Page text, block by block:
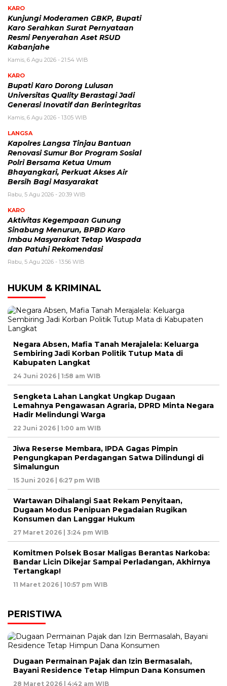
KARO
Kunjungi Moderamen GBKP, Bupati
Karo Serahkan Surat Pernyataan
Resmi Penyerahan Aset RSUD
Kabanjahe
Kamis, 6 Agu 2026 - 21:54 WIB
KARO
Bupati Karo Dorong Lulusan
Universitas Quality Berastagi Jadi
Generasi Inovatif dan Berintegritas
Kamis, 6 Agu 2026 - 13:05 WIB
LANGSA
Kapolres Langsa Tinjau Bantuan
Renovasi Sumur Bor Program Sosial
Polri Bersama Ketua Umum
Bhayangkari, Perkuat Akses Air
Bersih Bagi Masyarakat
Rabu, 5 Agu 2026 - 20:39 WIB
KARO
Aktivitas Kegempaan Gunung
Sinabung Menurun, BPBD Karo
Imbau Masyarakat Tetap Waspada
dan Patuhi Rekomendasi
Rabu, 5 Agu 2026 - 13:56 WIB
HUKUM & KRIMINAL
Negara Absen, Mafia Tanah Merajalela: Keluarga
Sembiring Jadi Korban Politik Tutup Mata di
Kabupaten Langkat
24 Juni 2026 | 1:58 am WIB
Sengketa Lahan Langkat Ungkap Dugaan
Lemahnya Pengawasan Agraria, DPRD Minta Negara
Hadir Melindungi Warga
22 Juni 2026 | 1:00 am WIB
Jiwa Reserse Membara, IPDA Gagas Pimpin
Pengungkapan Perdagangan Satwa Dilindungi di
Simalungun
15 Juni 2026 | 6:27 pm WIB
Wartawan Dihalangi Saat Rekam Penyitaan,
Dugaan Modus Penipuan Pegadaian Rugikan
Konsumen dan Langgar Hukum
27 Maret 2026 | 3:24 pm WIB
Komitmen Polsek Bosar Maligas Berantas Narkoba:
Bandar Licin Dikejar Sampai Perladangan, Akhirnya
Tertangkap!
11 Maret 2026 | 10:57 pm WIB
PERISTIWA
Dugaan Permainan Pajak dan Izin Bermasalah,
Bayani Residence Tetap Himpun Dana Konsumen
28 Maret 2026 | 4:42 am WIB